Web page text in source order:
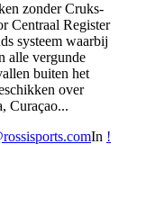
zonder Cruks-
Centraal Register
systeem waarbij
alle vergunde
buiten het
over
Curaçao...
In !